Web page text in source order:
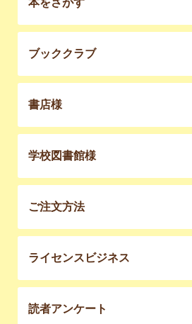
本をさがす
ブッククラブ
書店様
学校図書館様
ご注文方法
ライセンスビジネス
読者アンケート